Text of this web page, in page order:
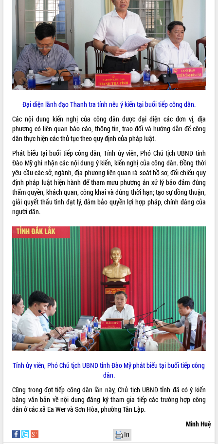
cách mạng
Rà soát, hoàn thiện hệ thống thiết chế
văn hóa, thể thao đáp ứng yêu cầu
phát triển mới
Thường trực HĐND tỉnh Đắk Lắk gặp
mặt Đoàn chuyên gia y tế TP. Hồ Chí
Minh
Lễ truy điệu và an táng hài cốt liệt sĩ
tại Nghĩa trang Liệt sĩ xã Sơn Hòa
Bàn giải pháp tháo gỡ khó khăn trong
xuất khẩu sầu riêng và triển khai quy
định EUDR
Thứ trưởng Bộ Nông nghiệp và Môi
trường Nguyễn Hoàng Hiệp khảo sát
vùng trồng và doanh nghiệp đóng gói
sầu riêng tại Đắk Lắk
Trình diễn nghệ thuật chế biến các
món ăn từ sầu riêng
Đắk Lắk công bố Quy hoạch và xúc
tiến đầu tư tỉnh
ứng để giữ vững thị trường xuất khẩu
Diễn đàn Kinh tế tư nhân Việt Nam đột
để phát triển du lịch Đắk Lắk
Khởi động Dự án Đầu tư xây dựng hạ
tầng kỹ thuật Cụm công nghiệp Tân
Tiến
Gặp mặt các cơ quan báo chí nhân Kỷ
niệm 101 năm Ngày Báo chí Cách
Đắk Lắk sơ kết 4 năm triển khai thực
Họp báo thông tin về Hội nghị Công bố
Quy hoạch và Xúc tiến đầu tư tỉnh Đắk
Lắk
giải ngân vốn khắc phục thiên tai
LIÊN KẾT WEB
THỐNG KÊ TRUY CẬP
Hôm nay: 20695
Tất cả: 66106363
Đại diện lãnh đạo Thanh tra tỉnh nêu ý kiến tại buổi tiếp công dân.
Các nội dung kiến nghị của công dân được đại diện các đơn vị, địa
phương có liên quan báo cáo, thông tin, trao đổi và hướng dẫn để công
dân thực hiện các thủ tục theo quy định của pháp luật.
Phát biểu tại buổi tiếp công dân, Tỉnh ủy viên, Phó Chủ tịch UBND tỉnh
Đào Mỹ ghi nhận các nội dung ý kiến, kiến nghị của công dân. Đồng thời
yêu cầu các sở, ngành, địa phương liên quan rà soát hồ sơ, đối chiếu quy
định pháp luật hiện hành để tham mưu phương án xử lý bảo đảm đúng
thẩm quyền, khách quan, công khai và đúng thời hạn; tạo sự đồng thuận,
giải quyết thấu tình đạt lý, đảm bảo quyền lợi hợp pháp, chính đáng của
người dân.
Tỉnh ủy viên, Phó Chủ tịch UBND tỉnh Đào Mỹ phát biểu tại buổi tiếp công
dân.
Cũng trong đợt tiếp công dân lần này, Chủ tịch UBND tỉnh đã có ý kiến
bằng văn bản về nội dung đăng ký tham gia tiếp các trường hợp công
dân ở các xã Ea Wer và Sơn Hòa, phường Tân Lập.
Minh Huệ
In